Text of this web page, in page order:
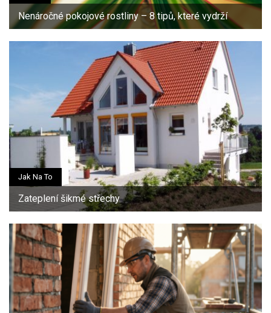
Nenáročné pokojové rostliny – 8 tipů, které vydrží
Jak Na To
Zateplení šikmé střechy